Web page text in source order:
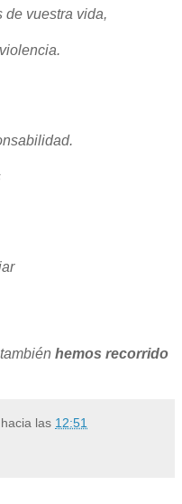
de vuestra vida,
hemos recorrido
hacia las 12:51